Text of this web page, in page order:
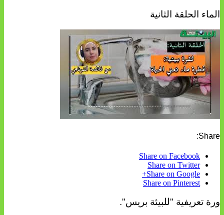
الماء الحلقة الثانية
Share:
Share on Facebook
Share on Twitter
Share on Google+
Share on Pinterest
ورة تعريفية "للبيئة بريس".